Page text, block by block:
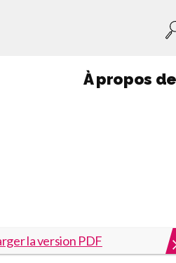
À propos
la version PDF